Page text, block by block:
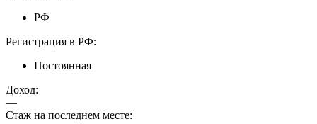
РФ
Регистрация в РФ:
Постоянная
Доход:
—
Стаж на последнем месте: